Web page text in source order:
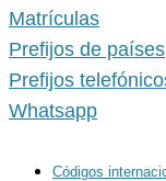
Matrículas
Prefijos de países
Prefijos
Whatsapp
Códigos